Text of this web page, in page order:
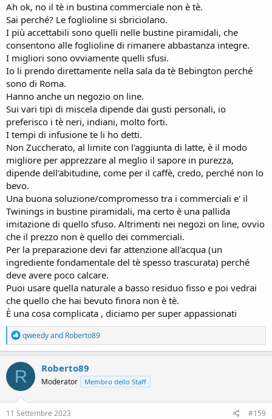
Ah ok, no il tè in bustina commerciale non è tè.
Sai perché? Le foglioline si sbriciolano.
I più accettabili sono quelli nelle bustine piramidali, che
consentono alle foglioline di rimanere abbastanza integre.
I migliori sono ovviamente quelli sfusi.
Io li prendo direttamente nella sala da tè Bebington perché
sono di Roma.
Hanno anche un negozio on line.
Sui vari tipi di miscela dipende dai gusti personali, io
preferisco i tè neri, indiani, molto forti.
I tempi di infusione te li ho detti.
Non Zuccherato, al limite con l'aggiunta di latte, è il modo
migliore per apprezzare al meglio il sapore in purezza,
dipende dell'abitudine, come per il caffè, credo, perché non lo
bevo.
Una buona soluzione/compromesso tra i commerciali e' il
Twinings in bustine piramidali, ma certo è una pallida
imitazione di quello sfuso. Altrimenti nei negozi on line, ovvio
che il prezzo non è quello dei commerciali.
Per la preparazione devi far attenzione all'acqua (un
ingrediente fondamentale del tè spesso trascurata) perché
deve avere poco calcare.
Puoi usare quella naturale a basso residuo fisso e poi vedrai
che quello che hai bevuto finora non è tè.
È una cosa complicata , diciamo per super appassionati
R
e
a
c
t
i
o
n
s
qweedyand Roberto89
R Roberto89
Moderator Membro dello Staff
11 Settembre 2023 #159